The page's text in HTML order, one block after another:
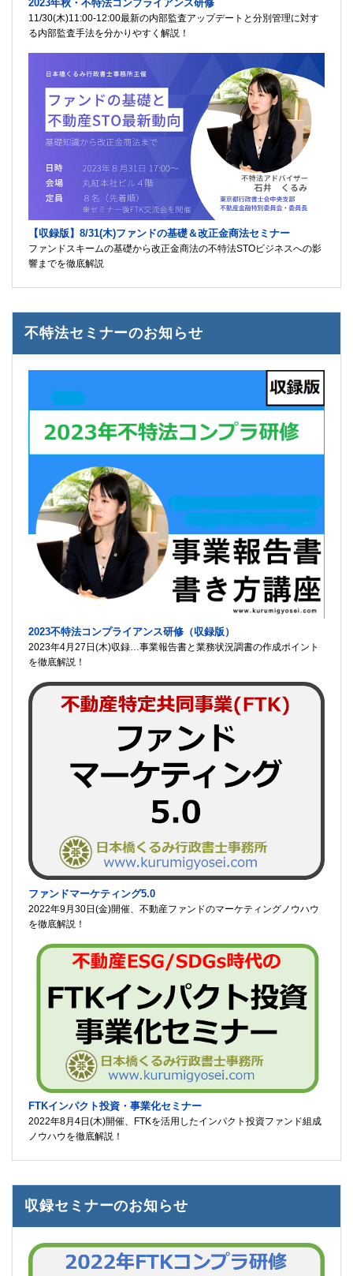
2023年秋・不特法コンプライアンス研修
11/30(木)11:00-12:00最新の内部監査アップデートと分別管理に対す
る内部監査手法を分かりやすく解説！
【収録版】8/31(木)ファンドの基礎＆改正金商法セミナー
ファンドスキームの基礎から改正金商法の不特法STOビジネスへの影
響までを徹底解説
不特法セミナーのお知らせ
2023不特法コンプライアンス研修（収録版）
2023年4月27日(木)収録…事業報告書と業務状況調書の作成ポイント
を徹底解説！
ファンドマーケティング5.0
2022年9月30日(金)開催、不動産ファンドのマーケティングノウハウ
を徹底解説！
FTKインパクト投資・事業化セミナー
2022年8月4日(木)開催、FTKを活用したインパクト投資ファンド組成
ノウハウを徹底解説！
収録セミナーのお知らせ